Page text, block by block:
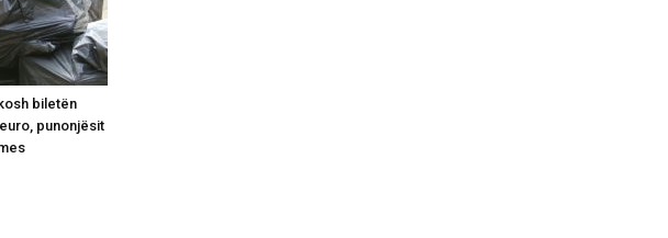
biletën
punonjësit